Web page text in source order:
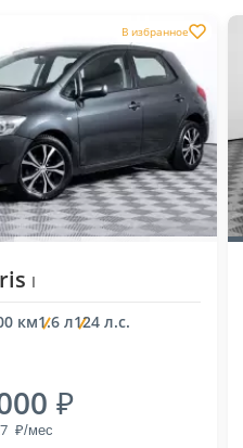
В избранное
I
км1.6 л124 л.с.